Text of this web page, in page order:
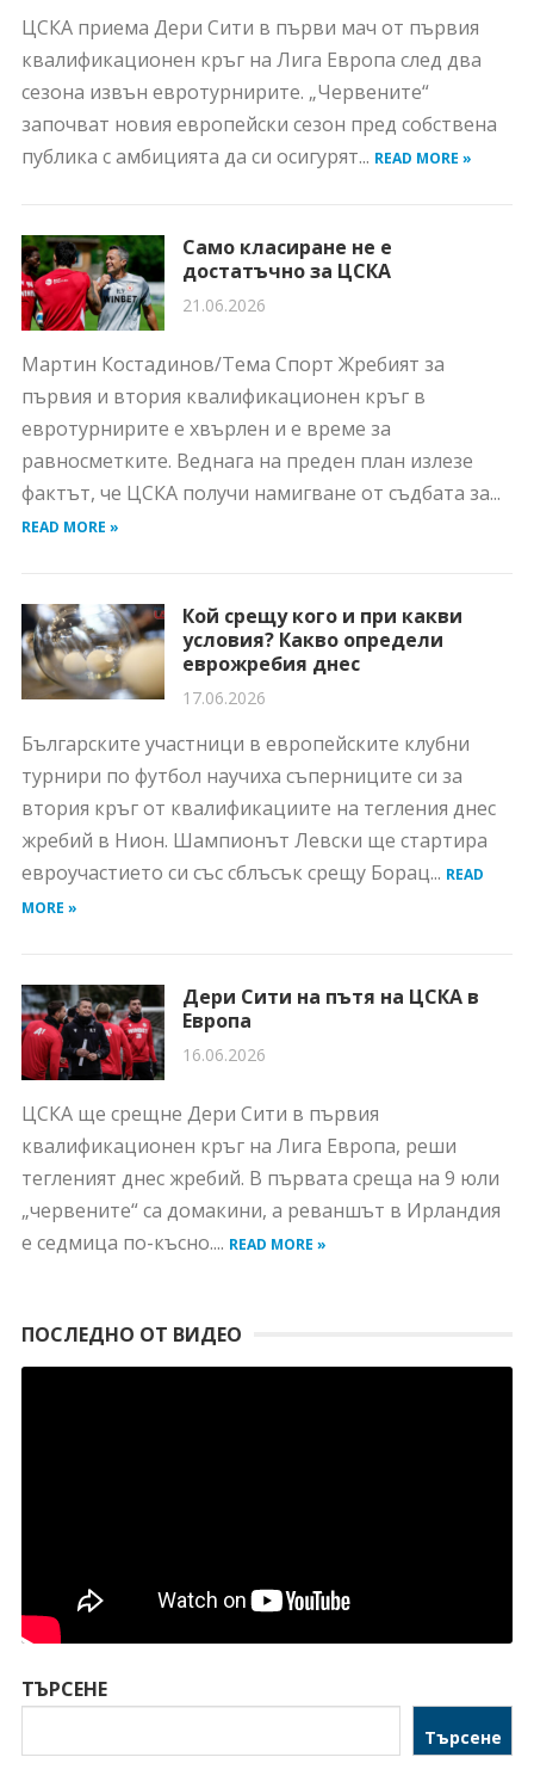
ЦСКА приема Дери Сити в първи мач от първия
квалификационен кръг на Лига Европа след два
сезона извън евротурнирите. „Червените“
започват новия европейски сезон пред собствена
публика с амбицията да си осигурят... READ MORE »
Само класиране не е
достатъчно за ЦСКА
21.06.2026
Мартин Костадинов/Тема Спорт Жребият за
първия и втория квалификационен кръг в
евротурнирите е хвърлен и е време за
равносметките. Веднага на преден план излезе
фактът, че ЦСКА получи намигване от съдбата за...
READ MORE »
Кой срещу кого и при какви
условия? Какво определи
еврожребия днес
17.06.2026
Българските участници в европейските клубни
турнири по футбол научиха съперниците си за
втория кръг от квалификациите на тегления днес
жребий в Нион. Шампионът Левски ще стартира
евроучастието си със сблъсък срещу Борац... READ
MORE »
Дери Сити на пътя на ЦСКА в
Европа
16.06.2026
ЦСКА ще срещне Дери Сити в първия
квалификационен кръг на Лига Европа, реши
тегленият днес жребий. В първата среща на 9 юли
„червените“ са домакини, а реваншът в Ирландия
е седмица по-късно.... READ MORE »
ПОСЛЕДНО ОТ ВИДЕО
ТЪРСЕНЕ
Търсене